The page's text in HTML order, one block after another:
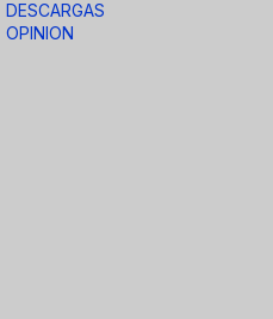
DESCARGAS
OPINION